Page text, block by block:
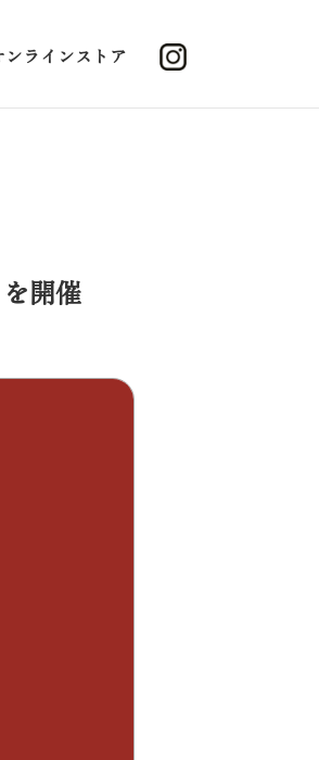
ンラインストア
開催